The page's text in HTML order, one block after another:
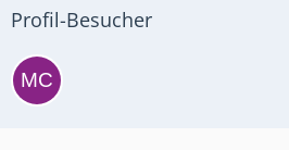
Profil-Besucher